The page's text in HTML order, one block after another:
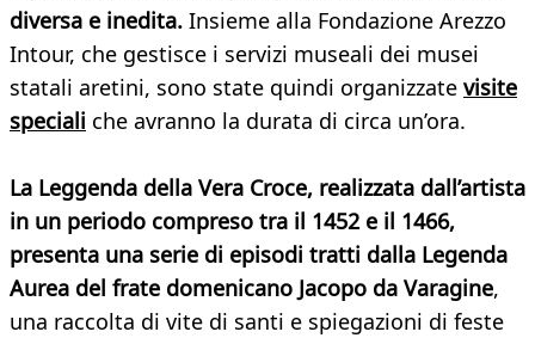
diversa e inedita. Insieme alla Fondazione Arezzo
Intour, che gestisce i servizi museali dei musei
statali aretini, sono state quindi organizzate visite
speciali che avranno la durata di circa un’ora.
La Leggenda della Vera Croce, realizzata dall’artista
in un periodo compreso tra il 1452 e il 1466,
presenta una serie di episodi tratti dalla Legenda
Aurea del frate domenicano Jacopo da Varagine,
una raccolta di vite di santi e spiegazioni di feste